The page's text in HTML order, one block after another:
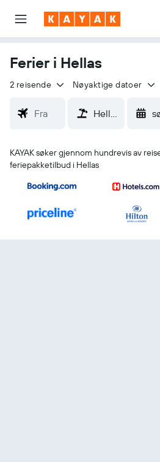
Ferier i Hellas
2 reisende Nøyaktige datoer
KAYAK søker gjennom hundrevis av
feriepakketilbud i Hellas